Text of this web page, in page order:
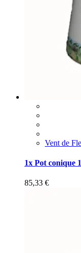
Vent de
1x Pot conique
85,33 €